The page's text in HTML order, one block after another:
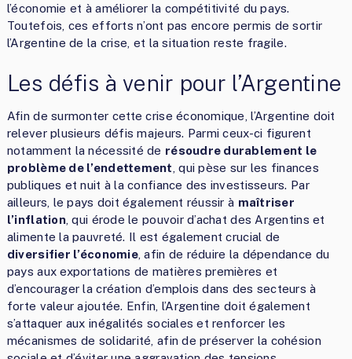
l’économie et à améliorer la compétitivité du pays.
Toutefois, ces efforts n’ont pas encore permis de sortir
l’Argentine de la crise, et la situation reste fragile.
Les défis à venir pour l’Argentine
Afin de surmonter cette crise économique, l’Argentine doit
relever plusieurs défis majeurs. Parmi ceux-ci figurent
notamment la nécessité de résoudre durablement le
problème de l’endettement , qui pèse sur les finances
publiques et nuit à la confiance des investisseurs. Par
ailleurs, le pays doit également réussir à maîtriser
l’inflation, qui érode le pouvoir d’achat des Argentins et
alimente la pauvreté. Il est également crucial de
diversifier l’économie, afin de réduire la dépendance du
pays aux exportations de matières premières et
d’encourager la création d’emplois dans des secteurs à
forte valeur ajoutée. Enfin, l’Argentine doit également
s’attaquer aux inégalités sociales et renforcer les
mécanismes de solidarité, afin de préserver la cohésion